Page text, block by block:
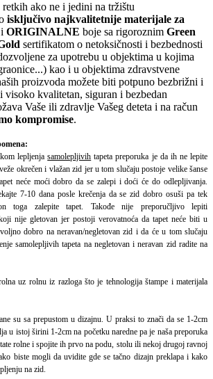
retkih ako ne i jedini na tržištu
isključivo najkvalitetnije materijale za
i ORIGINALNE boje sa rigoroznim Green
sertifikatom o netoksičnosti i bezbednosti
za upotrebu u objektima u kojima
kao i u objektima zdravstvene
proizvoda možete biti potpuno bezbrižni i
kvalitetan, siguran i bezbedan
Vaše ili zdravlje Vašeg deteta i na račun
kompromise.
lepljenjasamolepljivih tapeta preporuka je da ih ne lepite
okrečen i vlažan zid jer u tom slučaju postoje velike šanse
neće moći dobro da se zalepi i doći će do odlepljivanja.
7-10 dana posle krečenja da se zid dobro osuši pa tek
toga zalepite tapet. Takođe nije preporučljivo lepiti
nije gletovan jer postoji verovatnoća da tapet neće biti u
dobro na neravan/negletovan zid i da će u tom slučaju
samolepljivih tapeta na negletovan i neravan zid radite na
uz rolnu iz razloga što je tehnologija štampe i materijala
su sa prepustom u dizajnu. U praksi to znači da se 1-2cm
u istoj širini 1-2cm na početku naredne pa je naša preporuka
rolne i spojite ih prvo na podu, stolu ili nekoj drugoj ravnoj
biste mogli da uvidite gde se tačno dizajn preklapa i kako
na zid.